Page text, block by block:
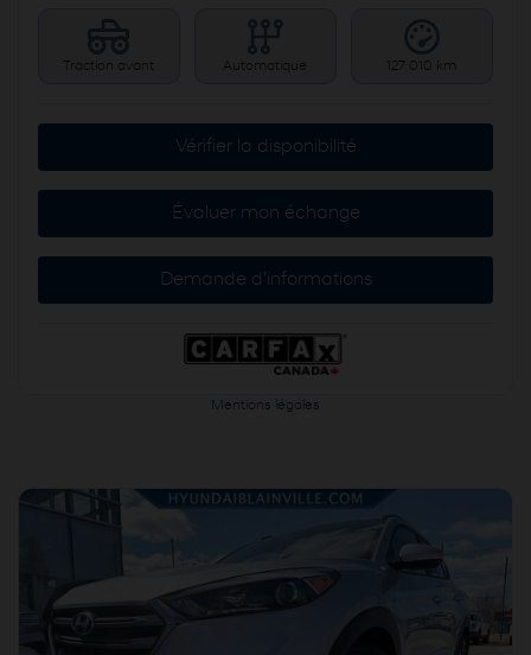
Traction avant Automatique 127 010 km
Vérifier la disponibilité
Évaluer mon échange
Demande d'informations
Mentions légales